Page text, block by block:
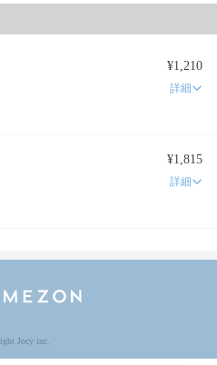
¥1,210
詳細
¥1,815
詳細
Jocy inc.